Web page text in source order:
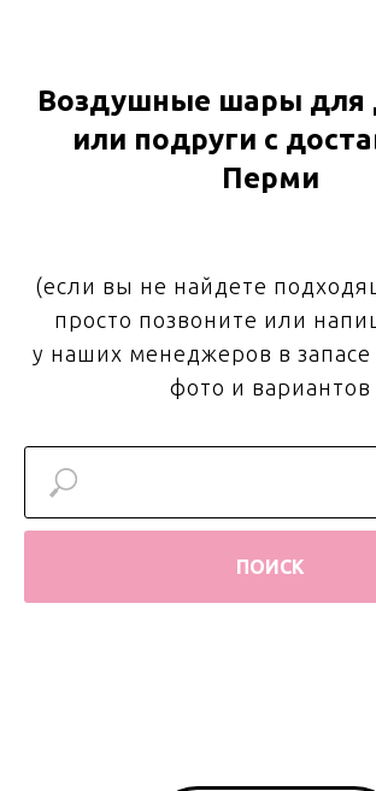
Воздушные шары для
или подруги с
Перми
(если вы не найдете
просто позвоните или
у наших менеджеров в
фото и вариантов
ПОИСК